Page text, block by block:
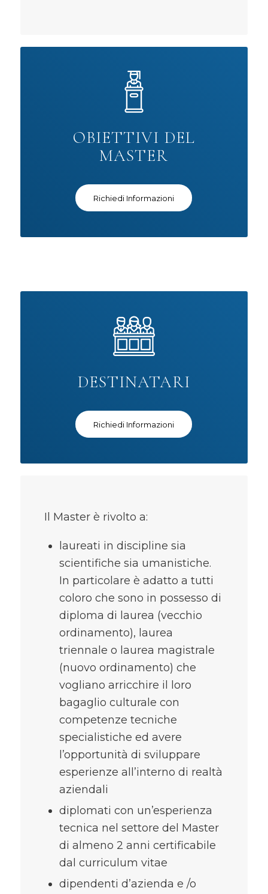
OBIETTIVI DEL
MASTER
Richiedi Informazioni
DESTINATARI
Richiedi Informazioni
Il Master è rivolto a:
laureati in discipline sia
scientifiche sia umanistiche.
In particolare è adatto a tutti
coloro che sono in possesso di
diploma di laurea (vecchio
ordinamento), laurea
triennale o laurea magistrale
(nuovo ordinamento) che
vogliano arricchire il loro
bagaglio culturale con
competenze tecniche
specialistiche ed avere
l’opportunità di sviluppare
esperienze all’interno di realtà
aziendali
diplomati con un’esperienza
tecnica nel settore del Master
di almeno 2 anni certificabile
dal curriculum vitae
dipendenti d’azienda e /o